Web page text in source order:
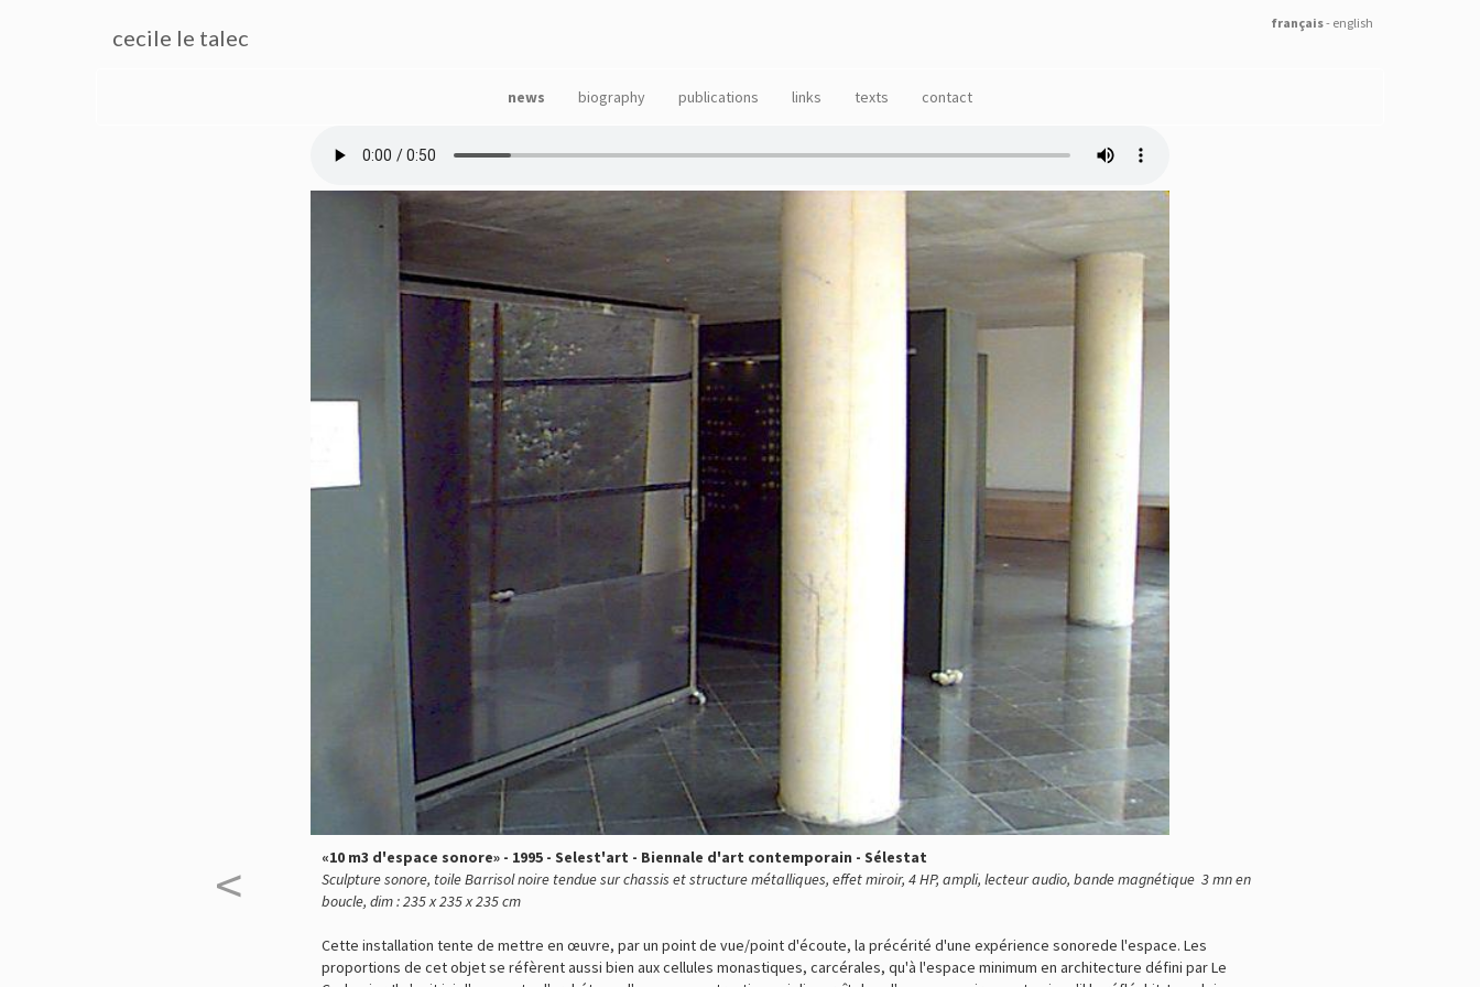
cecile le talec
français- english
news biography publications links texts contact
<
«10 m3 d'espace sonore» - 1995 - Selest'art - Biennale d'art contemporain - Sélestat
Sculpture sonore, toile Barrisol noire tendue sur chassis et structure métalliques, effet miroir, 4 HP, ampli, lecteur audio, bande magnétique 3 mn en
boucle, dim : 235 x 235 x 235 cm
Cette installation tente de mettre en œuvre, par un point de vue/point d'écoute, la précérité d'une expérience sonorede l'espace. Les
proportions de cet objet se réfèrent aussi bien aux cellules monastiques, carcérales, qu'à l'espace minimum en architecture défini par Le